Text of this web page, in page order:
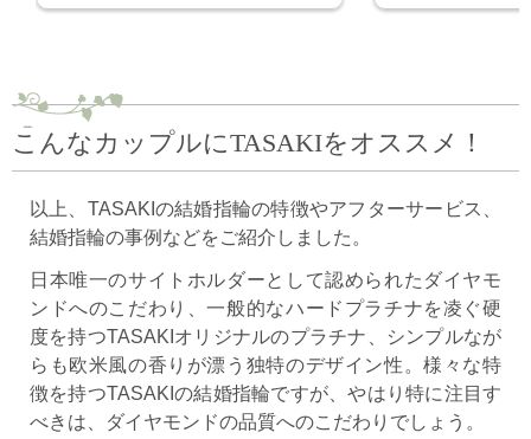
こんなカップルにTASAKIをオススメ！
以上、TASAKIの結婚指輪の特徴やアフターサービス、
結婚指輪の事例などをご紹介しました。
日本唯一のサイトホルダーとして認められたダイヤモ
ンドへのこだわり、一般的なハードプラチナを凌ぐ硬
度を持つTASAKIオリジナルのプラチナ、シンプルなが
らも欧米風の香りが漂う独特のデザイン性。様々な特
徴を持つTASAKIの結婚指輪ですが、やはり特に注目す
べきは、ダイヤモンドの品質へのこだわりでしょう。